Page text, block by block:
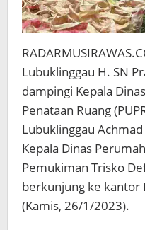
Lubuklinggau H. SN
dampingi Kepala
Penataan Ruang
Lubuklinggau
Kepala Dinas
Pemukiman Trisko
berkunjung ke kantor
(Kamis, 26/1/2023).